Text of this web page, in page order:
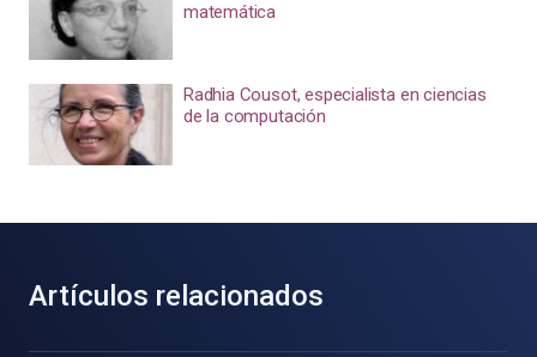
matemática
Radhia Cousot, especialista en ciencias
de la computación
Artículos relacionados